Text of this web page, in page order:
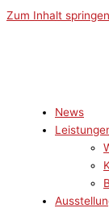
Zum Inhalt springen
News